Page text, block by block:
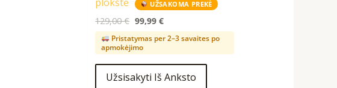
plokštė
UŽSAKOMA PREKĖ
129,00€ 99,99€
Pristatymas per 2–3 savaites po
apmokėjimo
Užsisakyti Iš Anksto